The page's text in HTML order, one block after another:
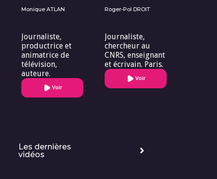
Monique ATLAN
Journaliste,
productrice et
animatrice de
télévision,
auteure.
Voir
Roger-Pol DROIT
Journaliste,
chercheur au
CNRS, enseignant
et écrivain. Paris.
Voir
Les dernières
vidéos